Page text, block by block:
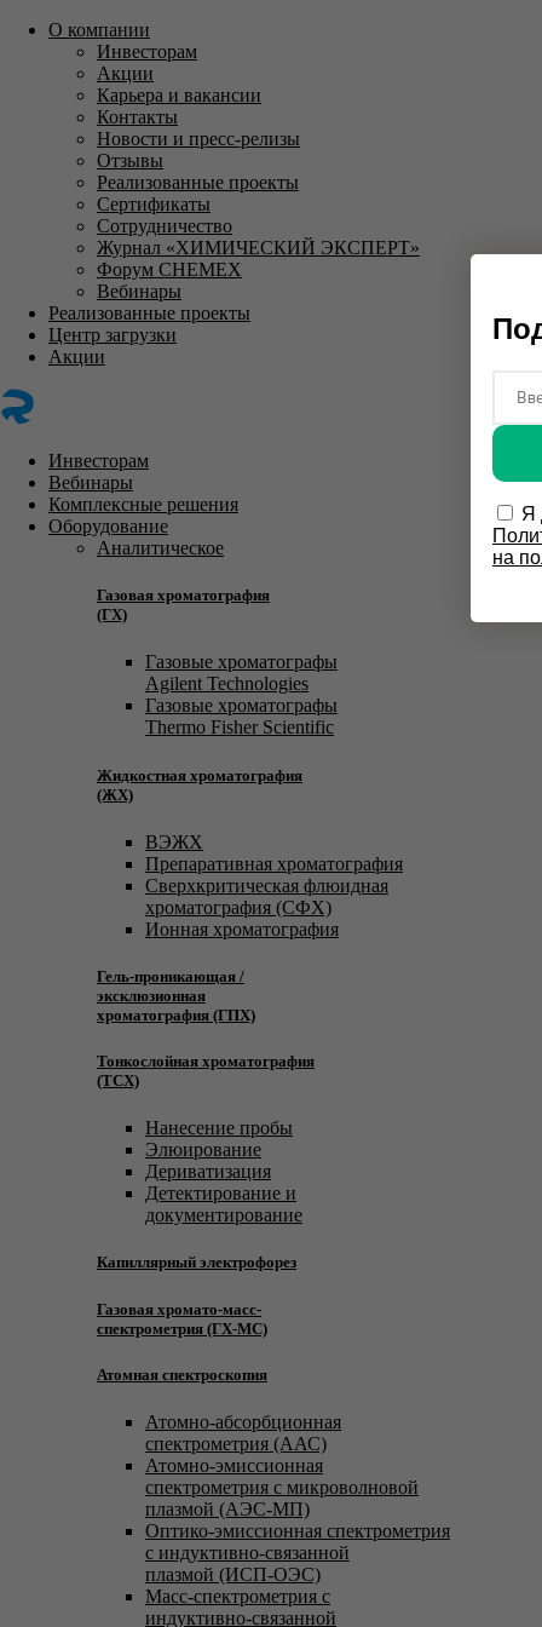
О компании
Инвесторам
Акции
Карьера и вакансии
Контакты
Новости и пресс-релизы
Отзывы
Реализованные проекты
Сертификаты
Сотрудничество
Журнал «ХИМИЧЕСКИЙ ЭКСПЕРТ»
Форум CHEMEX
Вебинары
Реализованные проекты
Центр загрузки
Акции
Инвесторам
Вебинары
Комплексные решения
Оборудование
Аналитическое
Газовая хроматография
(ГХ)
Газовые хроматографы
Agilent Technologies
Газовые хроматографы
Thermo Fisher Scientific
Жидкостная хроматография
(ЖХ)
ВЭЖХ
Препаративная хроматография
Сверхкритическая флюидная
хроматография (СФХ)
Ионная хроматография
Гель-проникающая /
эксклюзионная
хроматография (ГПХ)
Тонкослойная хроматография
(ТСХ)
Нанесение пробы
Элюирование
Дериватизация
Детектирование и
документирование
Капиллярный электрофорез
Газовая хромато-масс-
спектрометрия (ГХ-МС)
Атомная спектроскопия
Атомно-абсорбционная
спектрометрия (ААС)
Атомно-эмиссионная
спектрометрия с микроволновой
плазмой (АЭС-МП)
Оптико-эмиссионная спектрометрия
с индуктивно-связанной
плазмой (ИСП-ОЭС)
Масс-спектрометрия с
индуктивно-связанной
Я
на